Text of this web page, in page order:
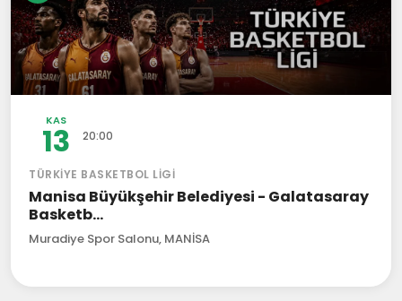
KAS
13 20:00
TÜRKIYE BASKETBOL LIGI
Manisa Büyükşehir Belediyesi - Galatasaray
Basketb...
Muradiye Spor Salonu, MANİSA